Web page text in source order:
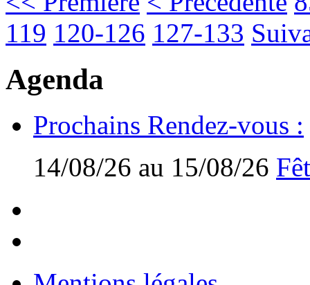
119 120-126 127-133
Agenda
Prochains Rendez-vous :
14/08/26 au 15/08/26